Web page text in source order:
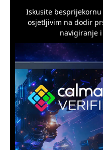
Iskusite besprijekornu
osjetljivim na dodir
navigiranje